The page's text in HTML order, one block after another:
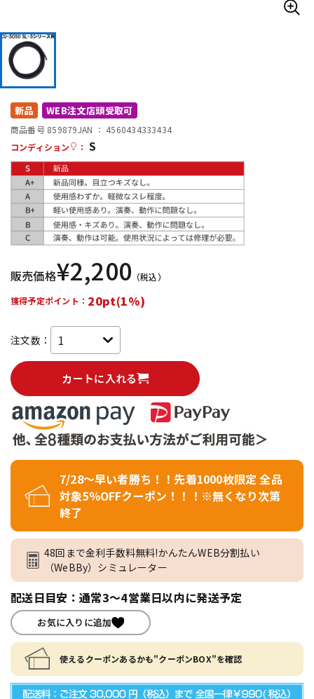
配信/ライブ機器
中古 ヴィンテージ
新品 WEB注文店頭受取可
商品番号 859879JAN ： 4560434333434
コンディション
： S
販売価格¥2,200 （税込）
獲得予定ポイント： 20pt(1%)
注文数：
カートに入れる
7/28～早い者勝ち！！先着1000枚限定 全品
対象5％OFFクーポン！！！※無くなり次第
終了
48回まで金利手数料無料!かんたんWEB分割払い
（WeBBy）シミュレーター
配送日目安：通常3～4営業日以内に発送予定
お気に入りに追加
使えるクーポンあるかも"クーポンBOX"を確認